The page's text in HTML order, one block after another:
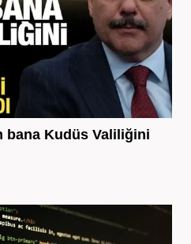
bana Kudüs Valiliğini